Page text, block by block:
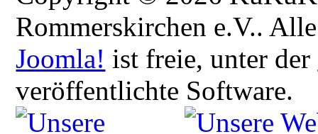
Rommerskirchen e.V..
Joomla! ist freie, unter der
veröffentlichte Software.